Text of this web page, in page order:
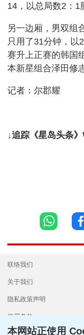
14，以总局数2：1
另一边厢，男双组
只用了31分钟，以
赛升上正赛的韩国
本新星组合泽田修
记者：尔郡耀
↓追踪《星岛头条
联络我们
关于我们
隐私政策声明
使用条款
本网站正使用